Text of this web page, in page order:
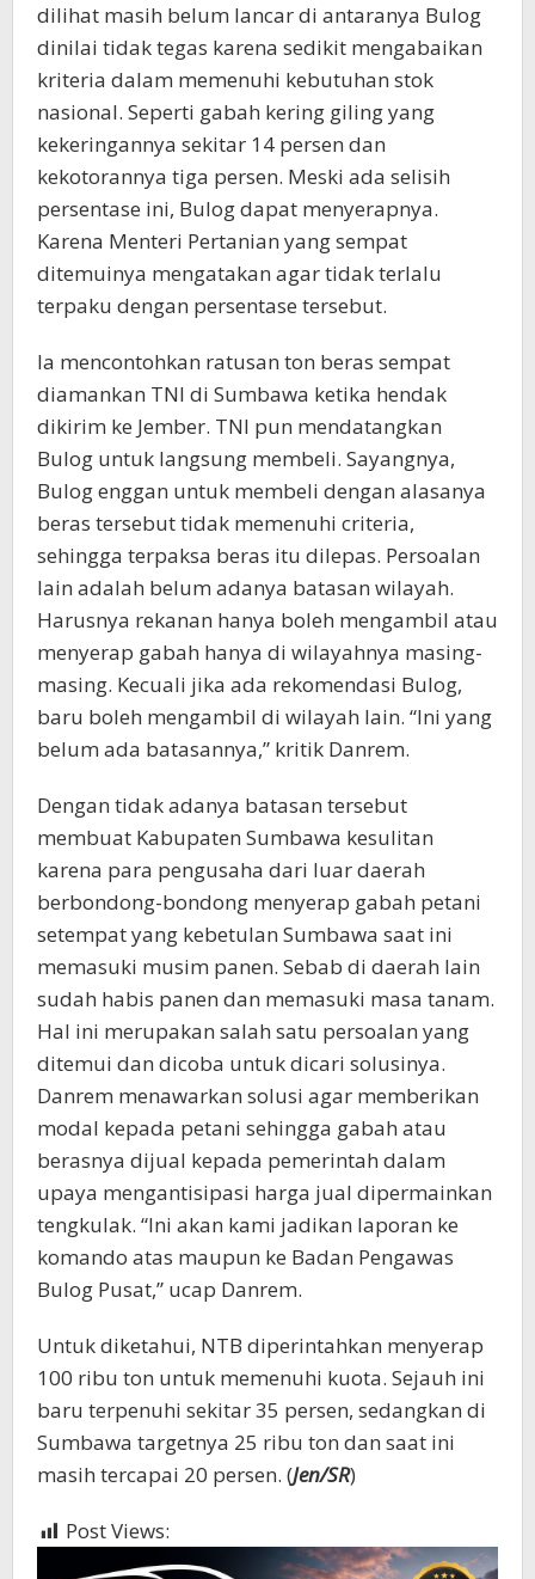
dilihat masih belum lancar di antaranya Bulog
dinilai tidak tegas karena sedikit mengabaikan
kriteria dalam memenuhi kebutuhan stok
nasional. Seperti gabah kering giling yang
kekeringannya sekitar 14 persen dan
kekotorannya tiga persen. Meski ada selisih
persentase ini, Bulog dapat menyerapnya.
Karena Menteri Pertanian yang sempat
ditemuinya mengatakan agar tidak terlalu
terpaku dengan persentase tersebut.
Ia mencontohkan ratusan ton beras sempat
diamankan TNI di Sumbawa ketika hendak
dikirim ke Jember. TNI pun mendatangkan
Bulog untuk langsung membeli. Sayangnya,
Bulog enggan untuk membeli dengan alasanya
beras tersebut tidak memenuhi criteria,
sehingga terpaksa beras itu dilepas. Persoalan
lain adalah belum adanya batasan wilayah.
Harusnya rekanan hanya boleh mengambil atau
menyerap gabah hanya di wilayahnya masing-
masing. Kecuali jika ada rekomendasi Bulog,
baru boleh mengambil di wilayah lain. “Ini yang
belum ada batasannya,” kritik Danrem.
Dengan tidak adanya batasan tersebut
membuat Kabupaten Sumbawa kesulitan
karena para pengusaha dari luar daerah
berbondong-bondong menyerap gabah petani
setempat yang kebetulan Sumbawa saat ini
memasuki musim panen. Sebab di daerah lain
sudah habis panen dan memasuki masa tanam.
Hal ini merupakan salah satu persoalan yang
ditemui dan dicoba untuk dicari solusinya.
Danrem menawarkan solusi agar memberikan
modal kepada petani sehingga gabah atau
berasnya dijual kepada pemerintah dalam
upaya mengantisipasi harga jual dipermainkan
tengkulak. “Ini akan kami jadikan laporan ke
komando atas maupun ke Badan Pengawas
Bulog Pusat,” ucap Danrem.
Untuk diketahui, NTB diperintahkan menyerap
100 ribu ton untuk memenuhi kuota. Sejauh ini
baru terpenuhi sekitar 35 persen, sedangkan di
Sumbawa targetnya 25 ribu ton dan saat ini
masih tercapai 20 persen. (Jen/SR)
Post Views: